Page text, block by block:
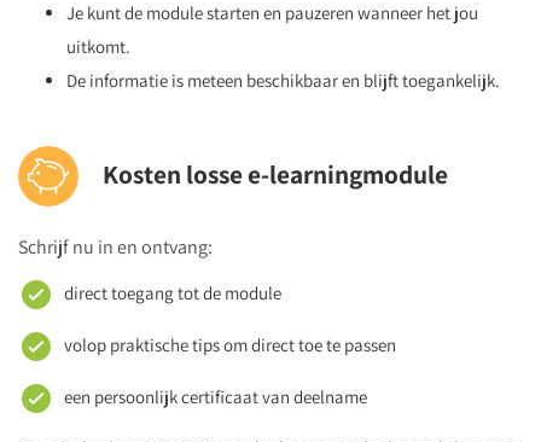
Je kunt de module starten en pauzeren wanneer het jou
uitkomt.
De informatie is meteen beschikbaar en blijft toegankelijk.
Kosten losse e-learningmodule
Schrijf nu in en ontvang:
direct toegang tot de module
volop praktische tips om direct toe te passen
een persoonlijk certificaat van deelname